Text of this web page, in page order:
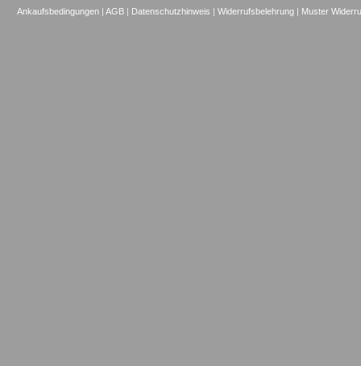
Ankaufsbedingungen |AGB | Datenschutzhinweis |Widerrufsbelehrung | Muster